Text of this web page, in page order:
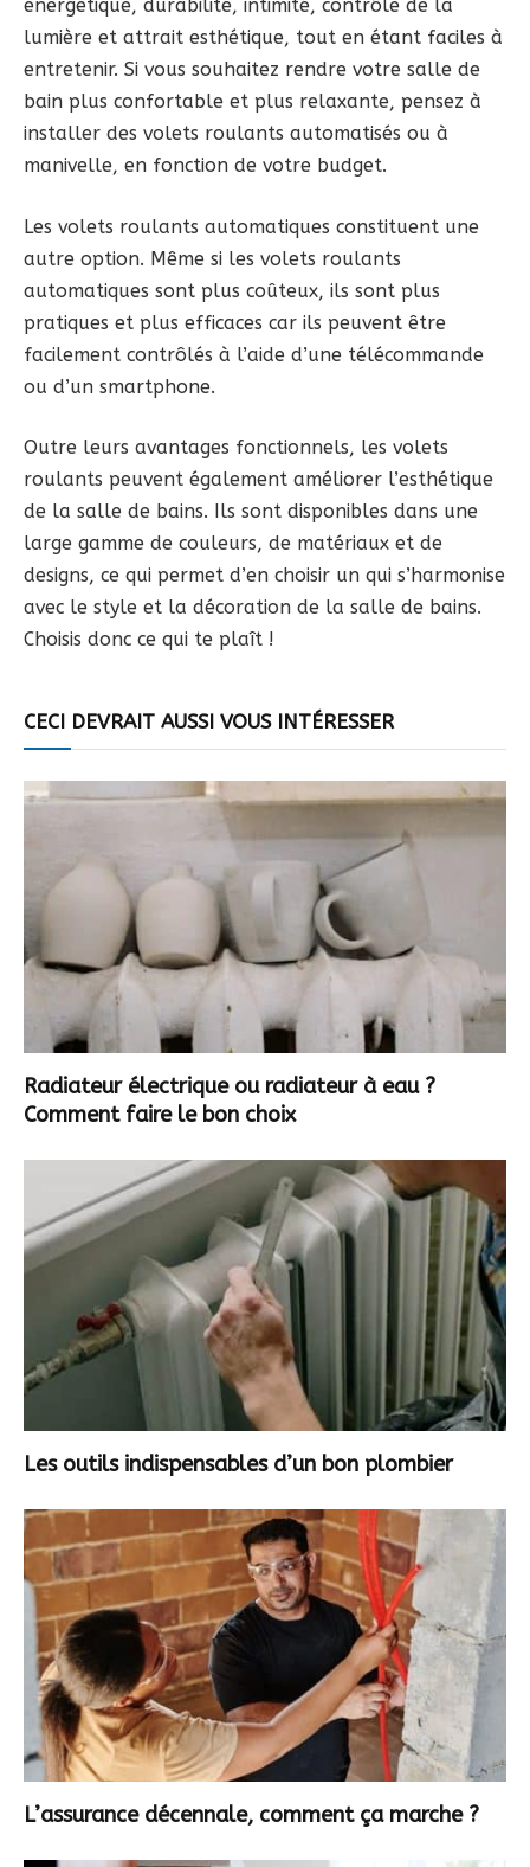
énergétique, durabilité, intimité, contrôle de la
lumière et attrait esthétique, tout en étant faciles à
entretenir. Si vous souhaitez rendre votre salle de
bain plus confortable et plus relaxante, pensez à
installer des volets roulants automatisés ou à
manivelle, en fonction de votre budget.
Les volets roulants automatiques constituent une
autre option. Même si les volets roulants
automatiques sont plus coûteux, ils sont plus
pratiques et plus efficaces car ils peuvent être
facilement contrôlés à l’aide d’une télécommande
ou d’un smartphone.
Outre leurs avantages fonctionnels, les volets
roulants peuvent également améliorer l’esthétique
de la salle de bains. Ils sont disponibles dans une
large gamme de couleurs, de matériaux et de
designs, ce qui permet d’en choisir un qui s’harmonise
avec le style et la décoration de la salle de bains.
Choisis donc ce qui te plaît !
CECI DEVRAIT AUSSI VOUS INTÉRESSER
Radiateur électrique ou radiateur à eau ?
Comment faire le bon choix
Les outils indispensables d’un bon plombier
L’assurance décennale, comment ça marche ?